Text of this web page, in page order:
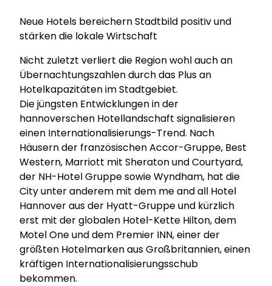
Neue Hotels bereichern Stadtbild positiv und
stärken die lokale Wirtschaft
Nicht zuletzt verliert die Region wohl auch an
Übernachtungszahlen durch das Plus an
Hotelkapazitäten im Stadtgebiet.
Die jüngsten Entwicklungen in der
hannoverschen Hotellandschaft signalisieren
einen Internationalisierungs-Trend. Nach
Häusern der französischen Accor-Gruppe, Best
Western, Marriott mit Sheraton und Courtyard,
der NH-Hotel Gruppe sowie Wyndham, hat die
City unter anderem mit dem me and all Hotel
Hannover aus der Hyatt-Gruppe und kürzlich
erst mit der globalen Hotel-Kette Hilton, dem
Motel One und dem Premier INN, einer der
größten Hotelmarken aus Großbritannien, einen
kräftigen Internationalisierungsschub
bekommen.